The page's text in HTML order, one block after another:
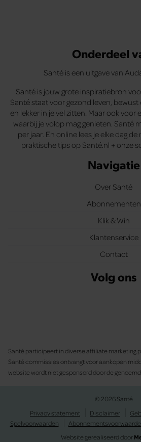
Onderdeel
Santé is een uitgave van
Santé is jouw grote inspiratiebron
Santé staat voor gezond leven, bewust
en lekker in je vel zitten. Maar ook voor
waarbij je volop mag genieten. Santé
per jaar. En online lees je elke dag
praktische tips op Santé.nl + onze
Navigatie
Over Santé
Abonnementen
Klik & Win
Klantenservice
Contact
Volg ons
Santé participeert in diverse affiliate marketing
Santé commissies ontvangt voor aankopen
website wordt niet gesponsord door de
© 2026 Santé
Privacy statement
Disclaimer
Spelvoorwaarden
Website gerealiseerd door